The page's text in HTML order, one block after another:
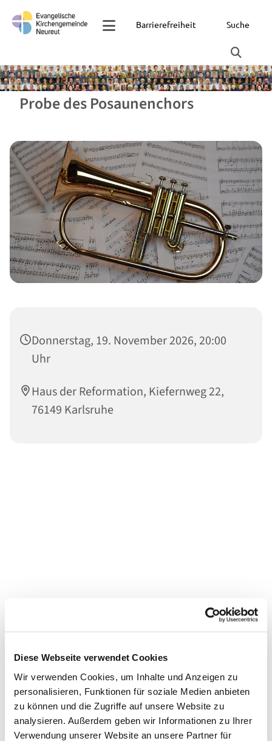
Diese Webseite verwendet Cookies
Wir verwenden Cookies, um Inhalte und Anzeigen zu
personalisieren, Funktionen für soziale Medien anbieten
zu können und die Zugriffe auf unsere Website zu
analysieren. Außerdem geben wir Informationen zu Ihrer
Verwendung unserer Website an unsere Partner für
Barrierefreiheit Suche
Probe des Posaunenchors
Donnerstag, 19. November 2026, 20:00
Uhr
Haus der Reformation, Kiefernweg 22,
76149 Karlsruhe
Dies könnte Sie auch interessieren